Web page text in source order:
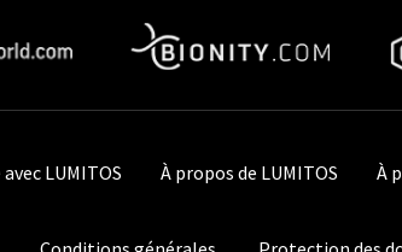
LUMITOS À propos de LUMITOS À